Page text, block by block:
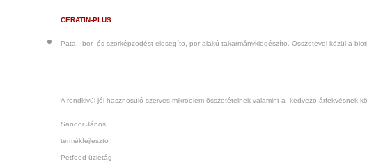
CERATIN-PLUS
Pata-, bor- és szorképzodést elosegíto, por alakú takarmánykiegészíto. Összetevoi közül a
A rendkivül jól hasznosuló szerves mikroelem összetételnek valamint a kedvezo árfekvésnek
Sándor János
termékfejleszto
Petfood üzletág